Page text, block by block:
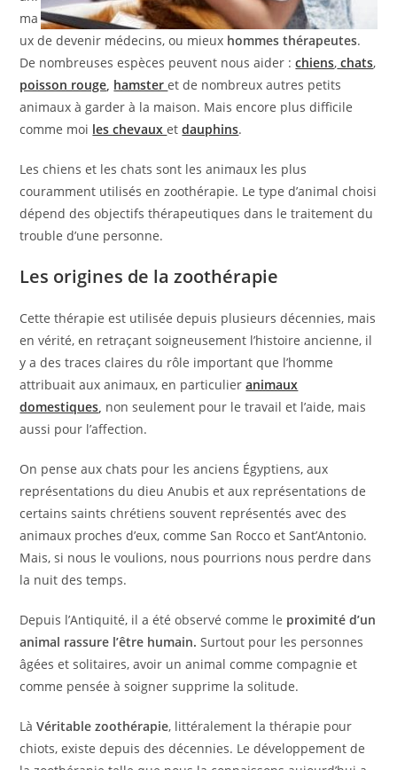
ma
ux de devenir médecins, ou mieux hommes thérapeutes.
De nombreuses espèces peuvent nous aider :chiens, chats,
poisson rouge, hamsteret de nombreux autres petits
animaux à garder à la maison. Mais encore plus difficile
comme moi les chevauxetdauphins.
Les chiens et les chats sont les animaux les plus
couramment utilisés en zoothérapie. Le type d’animal choisi
dépend des objectifs thérapeutiques dans le traitement du
trouble d’une personne.
Les origines de la zoothérapie
Cette thérapie est utilisée depuis plusieurs décennies, mais
en vérité, en retraçant soigneusement l’histoire ancienne, il
y a des traces claires du rôle important que l’homme
attribuait aux animaux, en particulieranimaux
domestiques, non seulement pour le travail et l’aide, mais
aussi pour l’affection.
On pense aux chats pour les anciens Égyptiens, aux
représentations du dieu Anubis et aux représentations de
certains saints chrétiens souvent représentés avec des
animaux proches d’eux, comme San Rocco et Sant’Antonio.
Mais, si nous le voulions, nous pourrions nous perdre dans
la nuit des temps.
Depuis l’Antiquité, il a été observé comme le proximité d’un
animal rassure l’être humain.Surtout pour les personnes
âgées et solitaires, avoir un animal comme compagnie et
comme pensée à soigner supprime la solitude.
LàVéritable zoothérapie, littéralement la thérapie pour
chiots, existe depuis des décennies. Le développement de